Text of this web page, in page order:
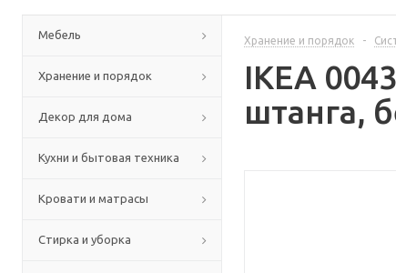
Мебель
Хранение и порядок
Декор для дома
Кухни и бытовая техника
Кровати и матрасы
Стирка и уборка
Хранение и порядок -
IKEA
штанга,